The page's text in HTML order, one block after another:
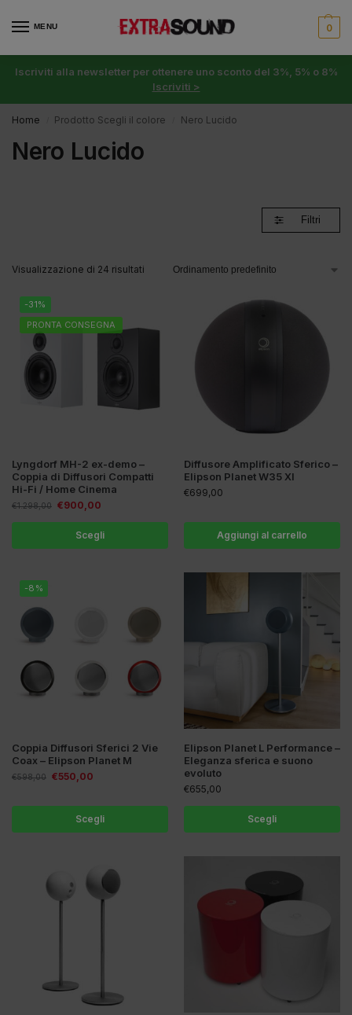
MENU 0
Iscriviti alla newsletter per ottenere uno sconto del 3%, 5% o 8%
Iscriviti >
Home Prodotto Scegli il colore Nero Lucido
Nero Lucido
Filtri
Visualizzazione di 24 risultati
-31%
PRONTA CONSEGNA
Lyngdorf MH-2 ex-demo –
Coppia di Diffusori Compatti
Hi-Fi / Home Cinema
€1.298,00 €900,00
Scegli
Diffusore Amplificato Sferico –
Elipson Planet W35 XI
€699,00
Aggiungi al carrello
-8%
Coppia Diffusori Sferici 2 Vie
Coax – Elipson Planet M
€598,00 €550,00
Scegli
Elipson Planet L Performance –
Eleganza sferica e suono
evoluto
€655,00
Scegli